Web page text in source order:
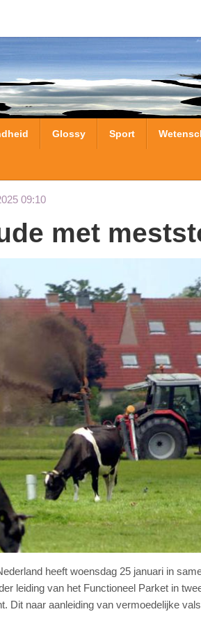
Glossy Sport
09:10
met
heeft woensdag 25 januari in
leiding van het Functioneel Parket in
Dit naar aanleiding van vermoedelijke